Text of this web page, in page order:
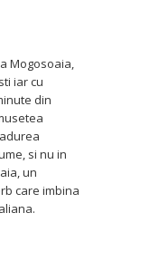
Mogosoaia,
iar cu
din
si nu in
un
care imbina